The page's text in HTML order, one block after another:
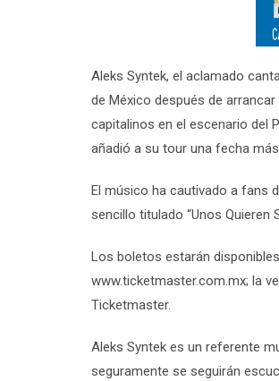
Aleks Syntek, el aclamado
de México después de
capitalinos en el escenario del
añadió a su tour una fecha
El músico ha cautivado a fans
sencillo titulado “Unos Quieren
Los boletos estarán
www.ticketmaster.com.mx; la
Ticketmaster.
Aleks Syntek es un referente
seguramente se seguirán